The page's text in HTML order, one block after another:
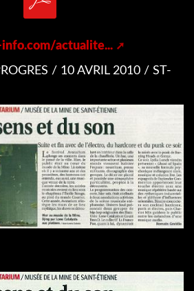
actualite...
/ 10 AVRIL 2010 / ST-